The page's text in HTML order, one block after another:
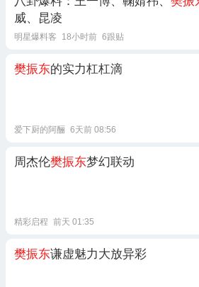
威、昆凌
明星爆料客 18小时前 6跟贴
樊振东的实力杠杠滴
爱下厨的阿酾 6天前 08:56
周杰伦樊振东梦幻联动
精彩启程 前天 01:35
樊振东谦虚魅力大放异彩